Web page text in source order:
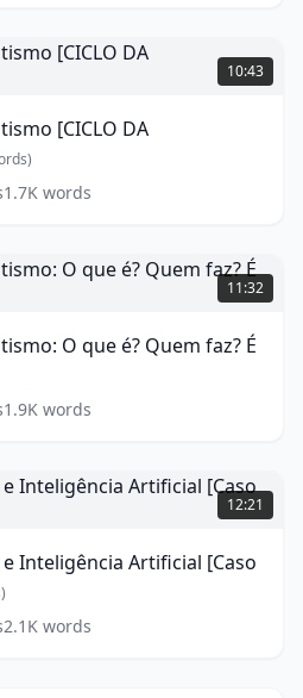
10:43
[CICLO DA
1.7K words
11:32
O que é? Quem faz? É
1.9K words
12:21
Inteligência Artificial [Caso
2.1K words